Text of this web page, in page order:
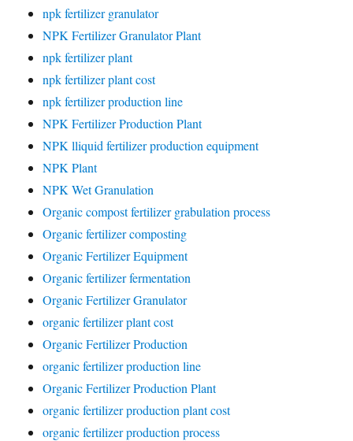
npk fertilizer granulator
NPK Fertilizer Granulator Plant
npk fertilizer plant
npk fertilizer plant cost
npk fertilizer production line
NPK Fertilizer Production Plant
NPK lliquid fertilizer production equipment
NPK Plant
NPK Wet Granulation
Organic compost fertilizer grabulation process
Organic fertilizer composting
Organic Fertilizer Equipment
Organic fertilizer fermentation
Organic Fertilizer Granulator
organic fertilizer plant cost
Organic Fertilizer Production
organic fertilizer production line
Organic Fertilizer Production Plant
organic fertilizer production plant cost
organic fertilizer production process